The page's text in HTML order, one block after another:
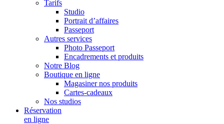
Tarifs
Studio
Portrait d’affaires
Passeport
Autres services
Photo Passeport
Encadrements et produits
Notre Blog
Boutique en ligne
Magasiner nos produits
Cartes-cadeaux
Nos studios
Réservation
en ligne